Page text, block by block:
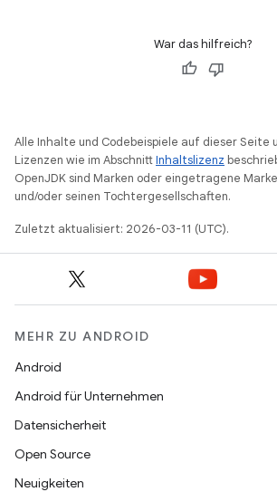
War das hilfreich?
Alle Inhalte und Codebeispiele auf dieser Seite
Lizenzen wie im AbschnittInhaltslizenz
OpenJDK sind Marken oder eingetragene
und/oder seinen Tochtergesellschaften.
Zuletzt aktualisiert: 2026-03-11 (UTC).
MEHR ZU ANDROID
Android
Android für Unternehmen
Datensicherheit
Open Source
Neuigkeiten